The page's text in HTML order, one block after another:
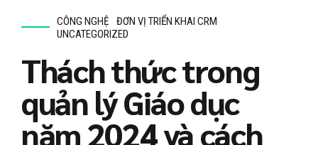
CÔNG NGHỆ
ĐƠN VỊ TRIỂN KHAI CRM
UNCATEGORIZED
Thách thức trong
quản lý Giáo dục
năm 2024 và cách